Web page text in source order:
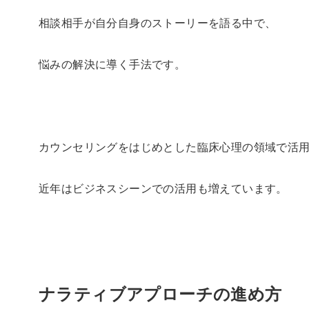
相談相手が自分自身のストーリーを語る中で、
悩みの解決に導く手法です。
カウンセリングをはじめとした臨床心理の領域で活
近年はビジネスシーンでの活用も増えています。
ナラティブアプローチの進め方